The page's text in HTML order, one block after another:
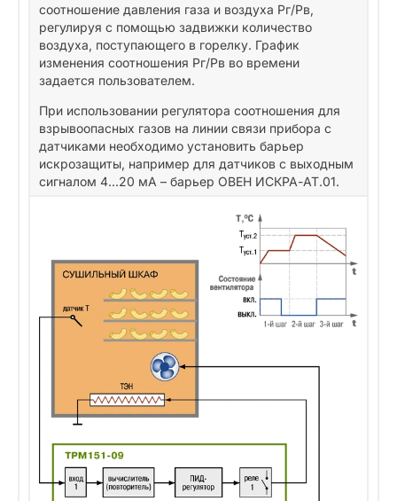
соотношение давления газа и воздуха Pг/Рв,
регулируя с помощью задвижки количество
воздуха, поступающего в горелку. График
изменения соотношения Pг/Рв во времени
задается пользователем.
При использовании регулятора соотношения для
взрывоопасных газов на линии связи прибора с
датчиками необходимо установить барьер
искрозащиты, например для датчиков с выходным
сигналом 4...20 мА – барьер ОВЕН ИСКРА-АТ.01.